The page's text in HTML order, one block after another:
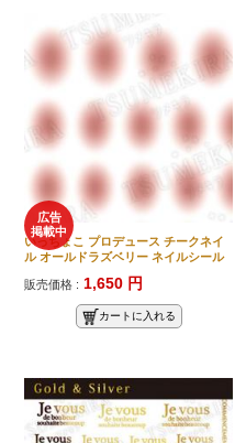
広告
掲載中
いっちょこ プロデュース チークネイ
ル オールドラズベリー ネイルシール
販売価格 : 1,650 円
カートに入れる